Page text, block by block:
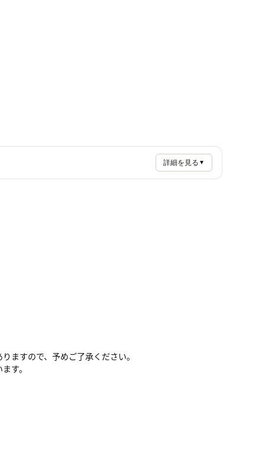
詳細を見る ▼
ますので、予めご了承ください。
す。